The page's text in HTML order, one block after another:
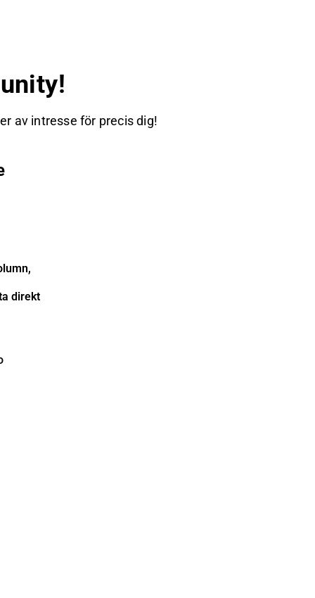
av intresse för precis dig!
direkt